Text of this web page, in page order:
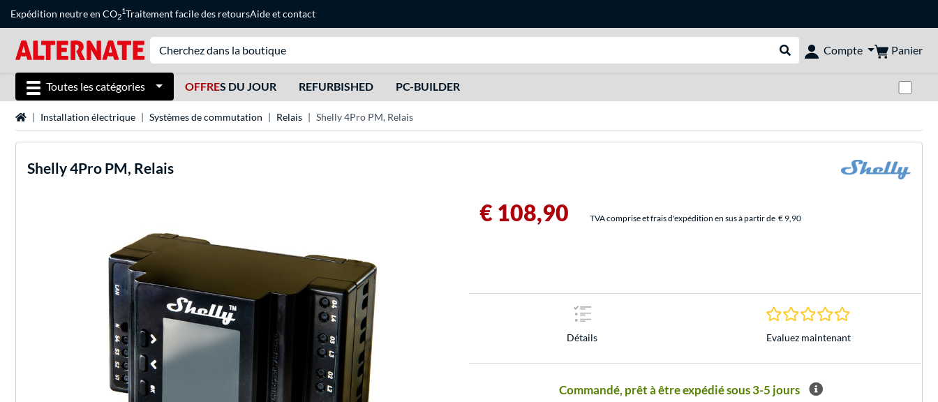
Expédition neutre en CO2
1Traitement facile des retoursAideetcontact
Rechercher dans le shop
Compte Panier
Toutes les catégories OFFRES DU JOUR REFURBISHED PC-BUILDER
Page d'accueil
Installation électrique Systèmes de commutation Relais Shelly 4Pro PM, Relais
Shelly4Pro PM, Relais
€ 108,90 TVA comprise et frais d'expédition en sus à partir de € 9,90
Détails
0.0 Étoiles à 0
Evaluez maintenant
Commandé, prêt à être expédié sous 3-5 jours